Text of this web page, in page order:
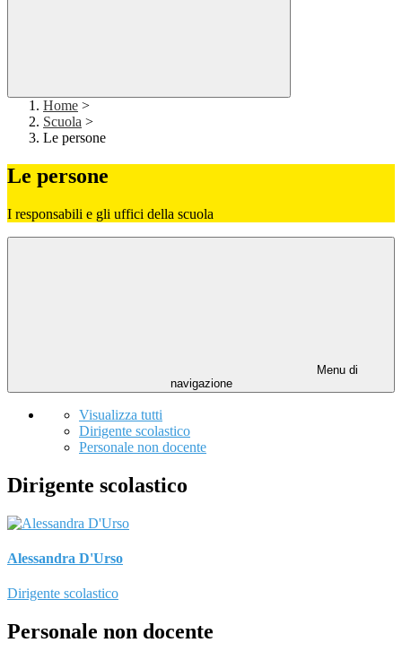
Home >
Scuola >
Le persone
Le persone
I responsabili e gli uffici della scuola
Menu di
navigazione
Visualizza tutti
Dirigente scolastico
Personale non docente
Dirigente scolastico
Alessandra D'Urso
Dirigente scolastico
Personale non docente